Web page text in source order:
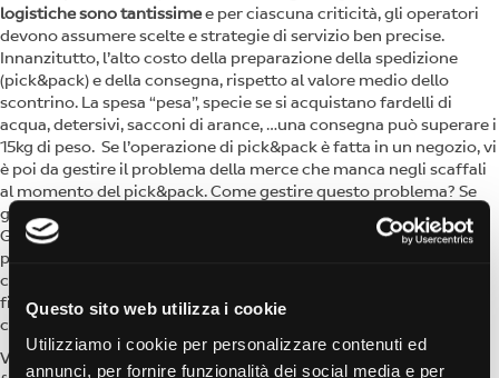
Questo sito web utilizza i cookie
Utilizziamo i cookie per personalizzare contenuti ed
annunci, per fornire funzionalità dei social media e per
logistiche sono tantissimee per ciascuna criticità, gli operatori
devono assumere scelte e strategie di servizio ben precise.
Innanzitutto, l’alto costo della preparazione della spedizione
(pick&pack) e della consegna, rispetto al valore medio dello
scontrino. La spesa “pesa”, specie se si acquistano fardelli di
acqua, detersivi, sacconi di arance, …una consegna può superare i
15kg di peso. Se l’operazione di pick&pack è fatta in un negozio, vi
è poi da gestire il problema della merce che manca negli scaffali
al momento del pick&pack. Come gestire questo problema? Se
guardiamo a come hanno risolto questo aspetto le insegne della
GDO in Italia troviamo tutte le soluzioni possibili: chi storna il
prodotto, chi mette un prodotto sostitutivo equivalente, chi
chiede le preferenze per i prodotti sostitutivi, in fase di ordine,
fino anche a chi fa una chiamata telefonica al cliente per
chiedere quale prodotto sostitutivo preferisce.
Vi sono poi tutti i problemi logistici connessi alla consegna del